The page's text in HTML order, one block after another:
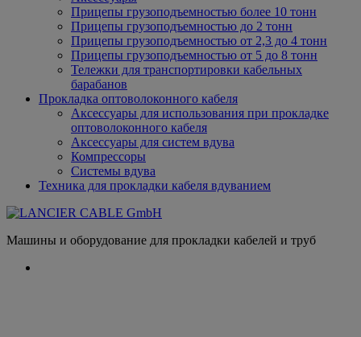
Прицепы грузоподъемностью более 10 тонн
Прицепы грузоподъемностью до 2 тонн
Прицепы грузоподъемностью от 2,3 до 4 тонн
Прицепы грузоподъемностью от 5 до 8 тонн
Тележки для транспортировки кабельных
барабанов
Прокладка оптоволоконного кабеля
Аксессуары для использования при прокладке
оптоволоконного кабеля
Аксессуары для систем вдува
Компрессоры
Системы вдува
Техника для прокладки кабеля вдуванием
Машины и оборудование для прокладки кабелей и труб